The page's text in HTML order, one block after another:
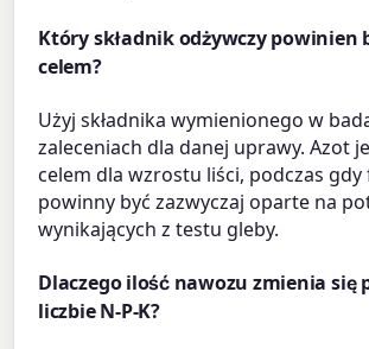
Który składnik odżywczy powinien
celem?
Użyj składnika wymienionego w
zaleceniach dla danej uprawy. Azot
celem dla wzrostu liści, podczas
powinny być zazwyczaj oparte na
wynikających z testu gleby.
Dlaczego ilość nawozu zmienia się
liczbie N-P-K?